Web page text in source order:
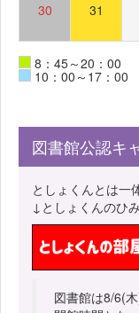
30 31
8：45～20：00
10：00～17：00
図書館公認キ
としょくんとは一
↓としょくんのひ
図書館は8/6(